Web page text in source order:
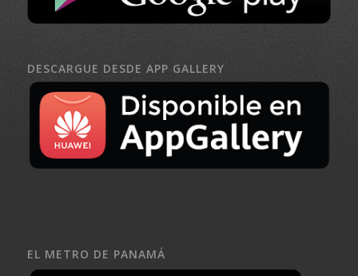
DESCARGUE DESDE APP GALLERY
EL METRO DE PANAMÁ